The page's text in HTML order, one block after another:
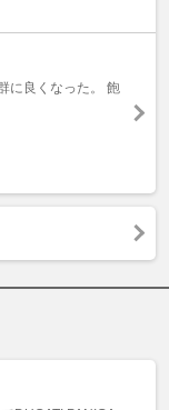
に良くなった。 飽